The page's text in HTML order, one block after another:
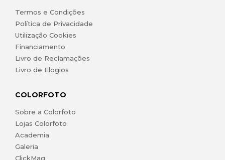
Termos e Condições
Política de Privacidade
Utilização Cookies
Financiamento
Livro de Reclamações
Livro de Elogios
COLORFOTO
Sobre a Colorfoto
Lojas Colorfoto
Academia
Galeria
ClickMag